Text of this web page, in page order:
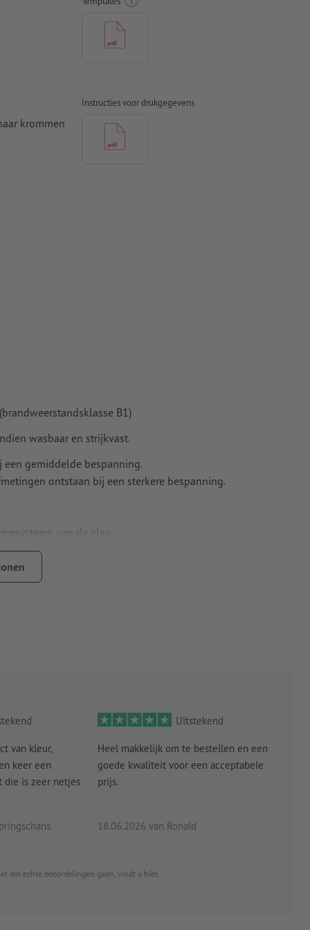
krommen
Instructies voor drukgegevens
B1)
wasbaar en strijkvast.
gemiddelde bespanning.
ontstaan bij een sterkere bespanning.
van de vlag
van kleur,
keer een
die is zeer netjes
Uitstekend
Heel makkelijk om te bestellen en een
goede kwaliteit voor een acceptabele
prijs.
18.06.2026 van Ronald
om echte beoordelingen gaan, vindt u hier.